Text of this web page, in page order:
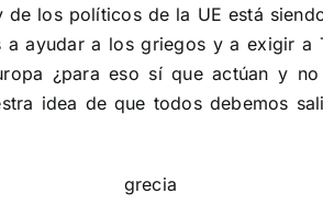
los políticos de la UE está
ayudar a los griegos y a exigir
¿para eso sí que actúan y
idea de que todos debemos